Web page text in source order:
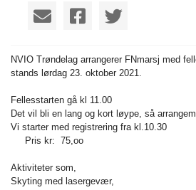
NVIO Trøndelag arrangerer FNmarsj med
stands lørdag 23. oktober 2021.
Fellesstarten gå kl 11.00
Det vil bli en lang og kort løype, så
Vi starter med registrering fra kl.10.30
Pris kr: 75,oo
Aktiviteter som,
Skyting med lasergevær,